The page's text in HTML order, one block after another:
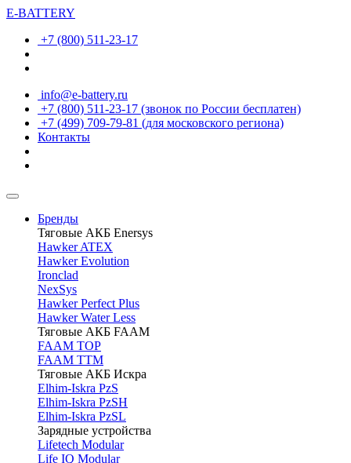
E-BATTERY
+7 (800) 511-23-17
info@e-battery.ru
+7 (800) 511-23-17 (звонок по России бесплатен)
+7 (499) 709-79-81 (для московского региона)
Контакты
Бренды
Тяговые АКБ Enersys
Hawker ATEX
Hawker Evolution
Ironclad
NexSys
Hawker Perfect Plus
Hawker Water Less
Тяговые АКБ FAAM
FAAM TOP
FAAM TTM
Тяговые АКБ Искра
Elhim-Iskra PzS
Elhim-Iskra PzSH
Elhim-Iskra PzSL
Зарядные устройства
Lifetech Modular
Life IQ Modular